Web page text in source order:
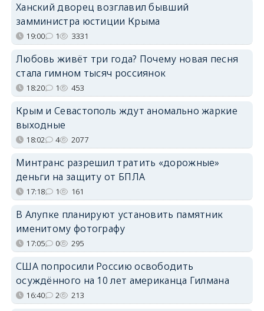
Ханский дворец возглавил бывший
замминистра юстиции Крыма
19:00 1 3331
Любовь живёт три года? Почему новая песня
стала гимном тысяч россиянок
18:20 1 453
Крым и Севастополь ждут аномально жаркие
выходные
18:02 4 2077
Минтранс разрешил тратить «дорожные»
деньги на защиту от БПЛА
17:18 1 161
В Алупке планируют установить памятник
именитому фотографу
17:05 0 295
США попросили Россию освободить
осуждённого на 10 лет американца Гилмана
16:40 2 213